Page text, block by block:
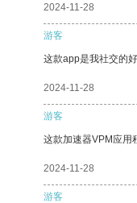
2024-11-28
游客
这款app是我社交的
2024-11-28
游客
这款加速器VPM应用
2024-11-28
游客